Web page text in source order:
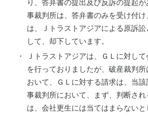
り、答弁書の提出及び反訴の提起
事裁判所は、答弁書のみを受け付け
は、Ｊトラストアジアによる原訴訟
して、却下しています。
・
Ｊトラストアジアは、ＧＬに対し
を行っておりましたが、破産裁判
おいて、ＧＬに対する請求は、当
事裁判所において、まず、判断さ
は、会社更生には当てはまらない